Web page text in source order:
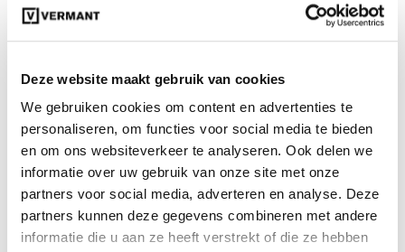
Deze website maakt gebruik van cookies
We gebruiken cookies om content en advertenties te
personaliseren, om functies voor social media te bieden
en om ons websiteverkeer te analyseren. Ook delen we
informatie over uw gebruik van onze site met onze
partners voor social media, adverteren en analyse. Deze
partners kunnen deze gegevens combineren met andere
informatie die u aan ze heeft verstrekt of die ze hebben
gebruik van deze website, ongeacht of dit gebaseerd
is op een overeenkomst, onrechtmatige daad,
geval dat 'Vermant' en/of een van haar werknemers,
filialen, of agenten op de hoogte zijn gebracht van de
mogelijkheid van beschadiging. 'Vermant' is niet
aansprakelijk voor enig verlies of enige verwonding
geheel of gedeeltelijk veroorzaakt door haar
handelingen, nalatigheden of omstandigheden
buiten haar controle, waaronder het bezorgen,
samenstellen, tonen of afleveren van de informatie,